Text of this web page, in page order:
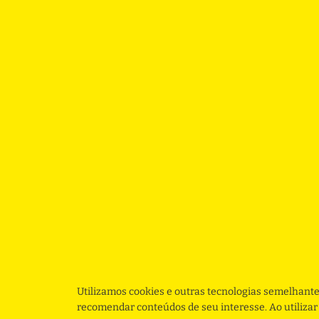
Utilizamos cookies e outras tecnologias
recomendar conteúdos de seu interesse. Ao